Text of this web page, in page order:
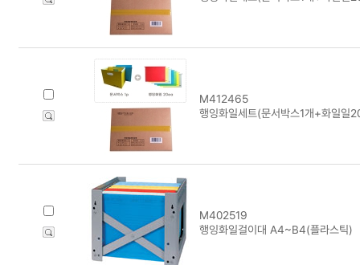
M412465
행잉화일세트(문서박스1개+화일일
M402519
행잉화일걸이대 A4~B4(플라스틱)